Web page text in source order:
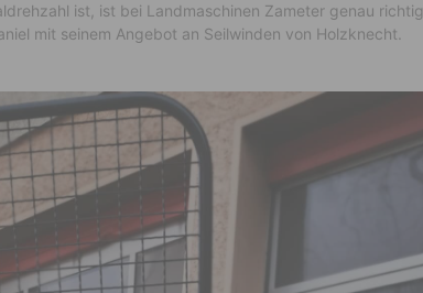
ist, ist bei Landmaschinen Zameter genau richtig.
mit seinem Angebot an Seilwinden von Holzknecht.